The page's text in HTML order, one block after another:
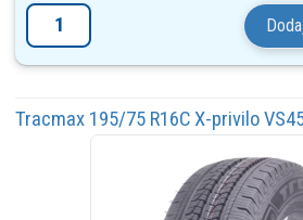
Tracmax 195/75 R16C X-privilo